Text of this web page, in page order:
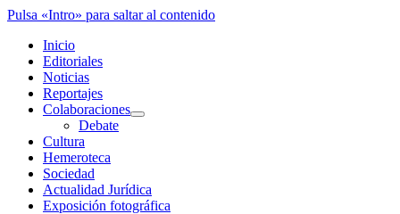
Pulsa «Intro» para saltar al contenido
Inicio
Editoriales
Noticias
Reportajes
Colaboraciones
abrir
Debate
Cultura
Hemeroteca
Sociedad
Actualidad Jurídica
Exposición fotográfica